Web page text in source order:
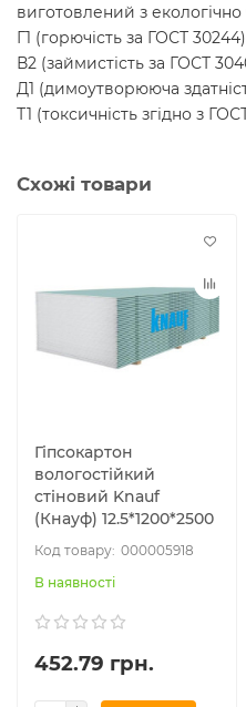
виготовлений з
Г1 (горючість за ГОСТ
В2 (займистість за ГОСТ
Д1 (димоутворююча
Т1 (токсичність згідно з
Схожі товари
Гіпсокартон
вологостійкий
стіновий Knauf
(Кнауф) 12.5*1200*2500
000005918
В наявності
452.79 грн.